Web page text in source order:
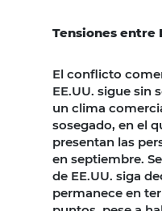
Tensiones entre
El conflicto
EE.UU. sigue sin
un clima
sosegado, en el
presentan las
en septiembre.
de EE.UU. siga
permanece en